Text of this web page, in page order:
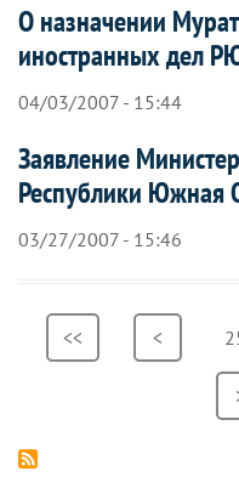
О назначении
иностранных дел
04/03/2007 - 15:44
Заявление
Республики Южная
03/27/2007 - 15:46
Нумерация
страниц
Первая
<<
страница
<